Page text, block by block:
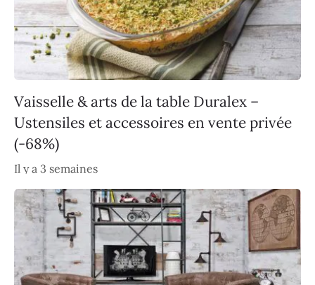
Vaisselle & arts de la table Duralex –
Ustensiles et accessoires en vente privée
(-68%)
Il y a 3 semaines